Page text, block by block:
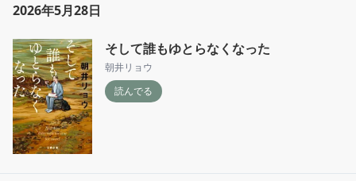
2026年5月28日
そして誰もゆとらなくなった
朝井リョウ
読んでる